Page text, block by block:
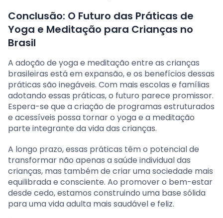
Conclusão: O Futuro das Práticas de
Yoga e Meditação para Crianças no
Brasil
A adoção de yoga e meditação entre as crianças
brasileiras está em expansão, e os benefícios dessas
práticas são inegáveis. Com mais escolas e famílias
adotando essas práticas, o futuro parece promissor.
Espera-se que a criação de programas estruturados
e acessíveis possa tornar o yoga e a meditação
parte integrante da vida das crianças.
A longo prazo, essas práticas têm o potencial de
transformar não apenas a saúde individual das
crianças, mas também de criar uma sociedade mais
equilibrada e consciente. Ao promover o bem-estar
desde cedo, estamos construindo uma base sólida
para uma vida adulta mais saudável e feliz.